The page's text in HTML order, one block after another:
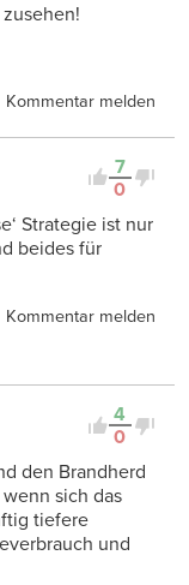
Kommentar melden
7
0
Strategie ist nur
beides für
Kommentar melden
4
0
den Brandherd
sich das
tiefere
und